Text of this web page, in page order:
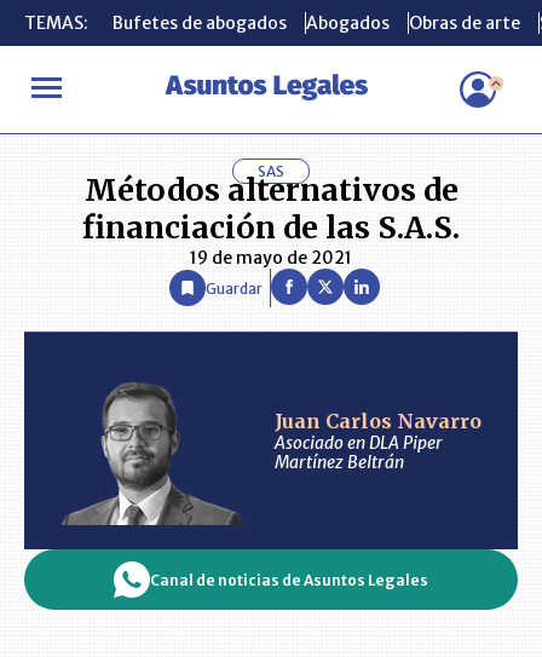
TEMAS: Bufetes de abogados Abogados Obras de arte
INICIO ANÁLISIS JUAN CARLOS NAVARRO Métodos
TEMAS: Bufetes de abogados Abogados Obras de arte
SAS
Métodos alternativos de
financiación de las S.A.S.
19 de mayo de 2021
Guardar
Juan Carlos Navarro
Asociado en DLA Piper
Martínez Beltrán
Canal de noticias de Asuntos Legales